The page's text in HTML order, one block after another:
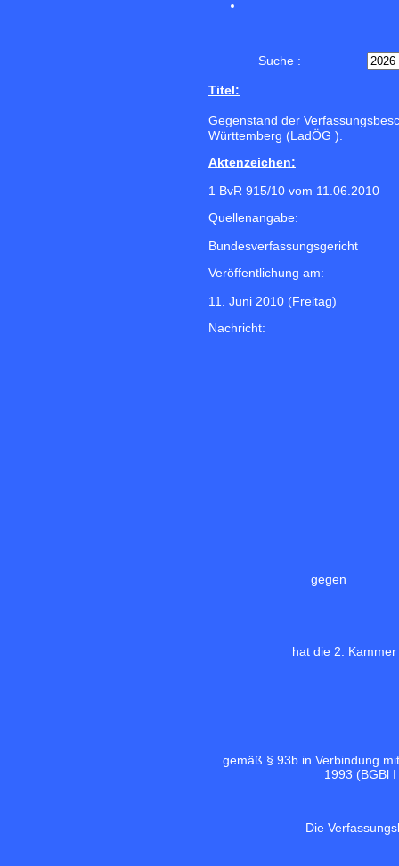
Suche :
Titel:
Gegenstand der
Württemberg (LadÖG ).
Aktenzeichen:
1 BvR 915/10 vom 11.06.2010
Quellenangabe:
Bundesverfassungsgericht
Veröffentlichung am:
11. Juni 2010 (Freitag)
Nachricht:
gegen
hat die 2.
gemäß § 93b in Verbindung
1993 (BGBl
Die